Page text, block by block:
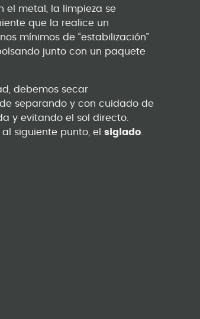
el metal, la limpieza se
que la realice un
mínimos de “estabilización”
junto con un paquete
debemos secar
separando y con cuidado de
y evitando el sol directo.
al siguiente punto, elsiglado